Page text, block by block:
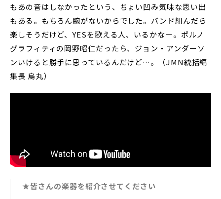
もあの音はしなかったという、ちょい凹み気味な思い出
もある。もちろん腕がないからでした。バンド組んだら
楽しそうだけど、YESを歌える人、いるかなー。ポルノ
グラフィティの岡野昭仁だったら、ジョン・アンダーソ
ンいけると勝手に思っているんだけど…。（JMN統括編
集長 烏丸）
★皆さんの楽器を紹介させてください